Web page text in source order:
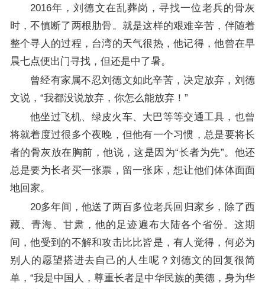
2016年，刘德文在乱葬岗，寻找一位老兵的骨灰
时，不慎断了两根肋骨。就是这样的艰难辛苦，伴随着
整个寻人的过程，台湾的天气很热，他记得，他曾在早
晨七点便出门寻找，但还是中了暑。
曾经有家属不忍刘德文如此辛苦，决定放弃，刘德
文说，“我都没说放弃，你怎么能放弃！”
他坐过飞机、绿皮火车、大巴等等交通工具，也曾
将就着度过很多个夜晚，但他有一个习惯，总是要将长
者的骨灰放在胸前，他说，这是因为“长者为先”。他还
总是要为长者买一张票，留一张床，想让他们体体面面
地回家。
20多年间，他送了两百多位老兵回归家乡，除了西
藏、青海、甘肃，他的足迹遍布大陆各个省份。这期
间，他受到的不解和攻击比比皆是，有人觉得，何必为
别人的愿望搭进去自己的人生呢？刘德文的回复很简
单，“我是中国人，尊重长者是中华民族的美德，身为华